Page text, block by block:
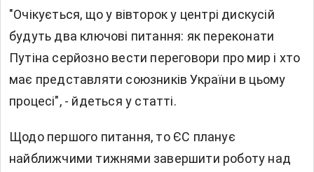
"Очікується, що у вівторок у центрі дискусій
будуть два ключові питання: як переконати
Путіна серйозно вести переговори про мир і хто
має представляти союзників України в цьому
процесі", - йдеться у статті.
Щодо першого питання, то ЄС планує
найближчими тижнями завершити роботу над